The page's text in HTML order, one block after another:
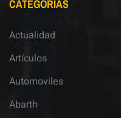
CATEGORÍAS
Actualidad
Artículos
Automoviles
Abarth